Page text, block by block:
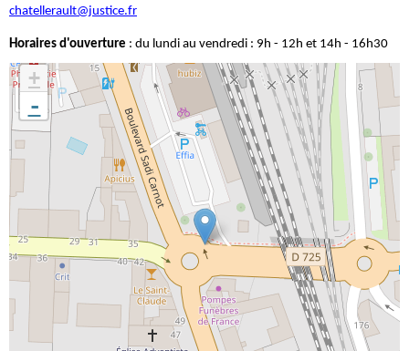
chatellerault@justice.fr
Horaires d'ouverture : du lundi au vendredi : 9h - 12h et 14h - 16h30
+
-